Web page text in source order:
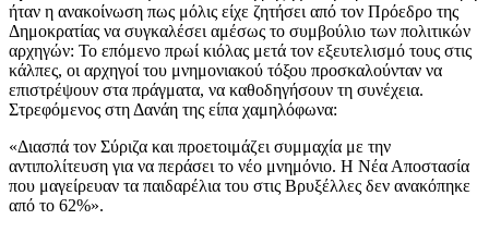
ήταν η ανακοίνωση πως μόλις είχε ζητήσει από τον Πρόεδρο της
Δημοκρατίας να συγκαλέσει αμέσως το συμβούλιο των πολιτικών
αρχηγών: Το επόμενο πρωί κιόλας μετά τον εξευτελισμό τους στις
κάλπες, οι αρχηγοί του μνημονιακού τόξου προσκαλούνταν να
επιστρέψουν στα πράγματα, να καθοδηγήσουν τη συνέχεια.
Στρεφόμενος στη Δανάη της είπα χαμηλόφωνα:
«Διασπά τον Σύριζα και προετοιμάζει συμμαχία με την
αντιπολίτευση για να περάσει το νέο μνημόνιο. Η Νέα Αποστασία
που μαγείρευαν τα παιδαρέλια του στις Βρυξέλλες δεν ανακόπηκε
από το 62%».